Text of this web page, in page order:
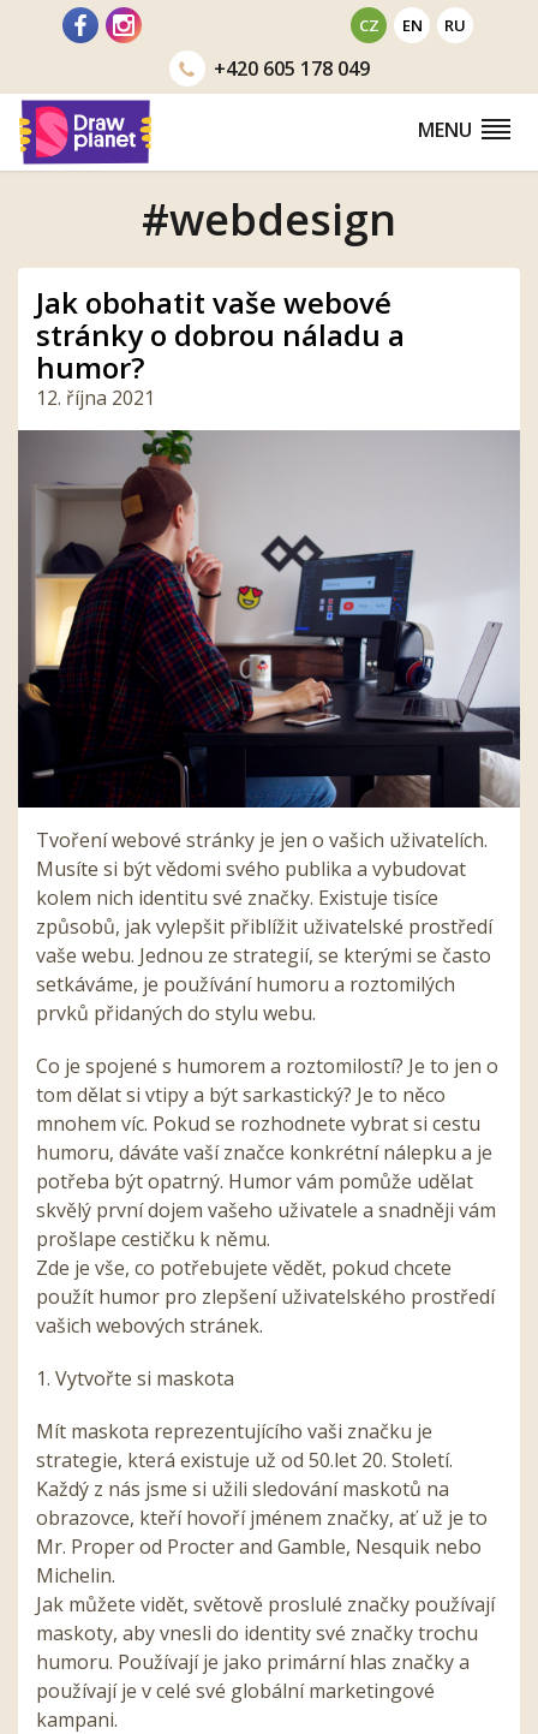
CZ EN RU
+420605 178 049
MENU
#webdesign
Jak obohatit vaše webové
stránky o dobrou náladu a
humor?
12. října 2021
Tvoření webové stránky je jen o vašich uživatelích.
Musíte si být vědomi svého publika a vybudovat
kolem nich identitu své značky. Existuje tisíce
způsobů, jak vylepšit přiblížit uživatelské prostředí
vaše webu. Jednou ze strategií, se kterými se často
setkáváme, je používání humoru a roztomilých
prvků přidaných do stylu webu.
Co je spojené s humorem a roztomilostí? Je to jen o
tom dělat si vtipy a být sarkastický? Je to něco
mnohem víc. Pokud se rozhodnete vybrat si cestu
humoru, dáváte vaší značce konkrétní nálepku a je
potřeba být opatrný. Humor vám pomůže udělat
skvělý první dojem vašeho uživatele a snadněji vám
prošlape cestičku k němu.
Zde je vše, co potřebujete vědět, pokud chcete
použít humor pro zlepšení uživatelského prostředí
vašich webových stránek.
1. Vytvořte si maskota
Mít maskota reprezentujícího vaši značku je
strategie, která existuje už od 50.let 20. Století.
Každý z nás jsme si užili sledování maskotů na
obrazovce, kteří hovoří jménem značky, ať už je to
Mr. Proper od Procter and Gamble, Nesquik nebo
Michelin.
Jak můžete vidět, světově proslulé značky používají
maskoty, aby vnesli do identity své značky trochu
humoru. Používají je jako primární hlas značky a
používají je v celé své globální marketingové
kampani.